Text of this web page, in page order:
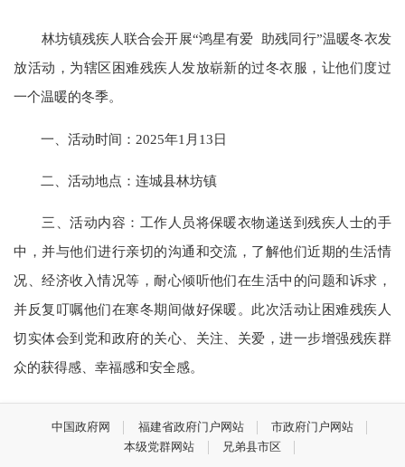
林坊镇残疾人联合会开展“鸿星有爱 助残同行”温暖冬衣发
放活动，为辖区困难残疾人发放崭新的过冬衣服，让他们度过
一个温暖的冬季。
一、活动时间：2025年1月13日
二、活动地点：连城县林坊镇
三、活动内容：工作人员将保暖衣物递送到残疾人士的手
中，并与他们进行亲切的沟通和交流，了解他们近期的生活情
况、经济收入情况等，耐心倾听他们在生活中的问题和诉求，
并反复叮嘱他们在寒冬期间做好保暖。此次活动让困难残疾人
切实体会到党和政府的关心、关注、关爱，进一步增强残疾群
众的获得感、幸福感和安全感。
中国政府网 福建省政府门户网站
市政府门户网站
本级党群网站
兄弟县市区